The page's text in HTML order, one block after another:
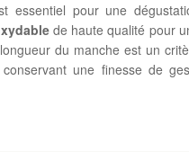
essentiel pour une
de haute qualité pour
du manche est un
une finesse de